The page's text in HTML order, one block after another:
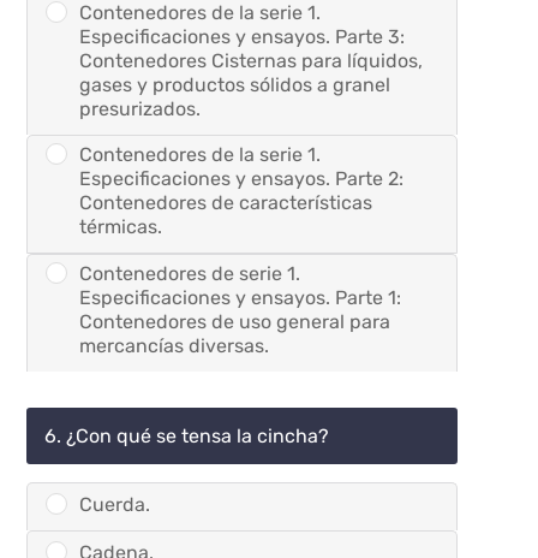
Contenedores de la serie 1.
Especificaciones y ensayos. Parte 3:
Contenedores Cisternas para líquidos,
gases y productos sólidos a granel
presurizados.
Contenedores de la serie 1.
Especificaciones y ensayos. Parte 2:
Contenedores de características
térmicas.
Contenedores de serie 1.
Especificaciones y ensayos. Parte 1:
Contenedores de uso general para
mercancías diversas.
6. ¿Con qué se tensa la cincha?
Cuerda.
Cadena.